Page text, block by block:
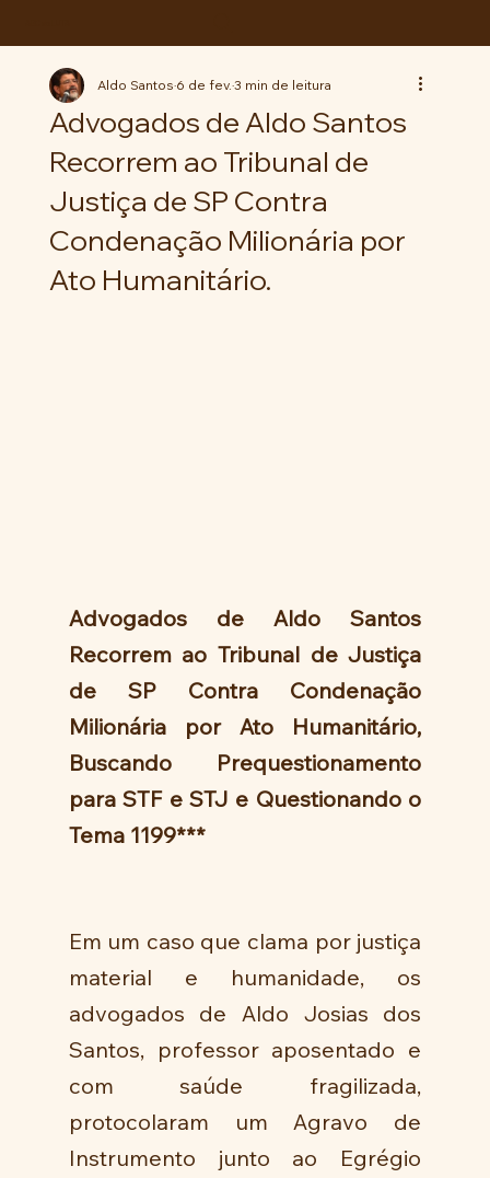
Advogados de Aldo Santos
Recorrem ao Tribunal de
Justiça de SP Contra
Condenação Milionária por
Ato Humanitário.
Aldo Santos6 de fev.3 min de leitura
Advogados de Aldo Santos
Recorrem ao Tribunal de Justiça
de SP Contra Condenação
Milionária por Ato Humanitário,
Buscando Prequestionamento
para STF e STJ e Questionando o
Tema 1199***
Em um caso que clama por justiça
material e humanidade, os
advogados de Aldo Josias dos
Santos, professor aposentado e
com saúde fragilizada,
protocolaram um Agravo de
Instrumento junto ao Egrégio